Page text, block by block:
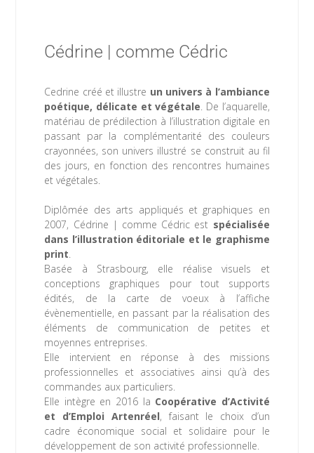
Cédrine | comme Cédric
Cedrine créé et illustre un univers à l’ambiance
poétique, délicate et végétale. De l’aquarelle,
matériau de prédilection à l’illustration digitale en
passant par la complémentarité des couleurs
crayonnées, son univers illustré se construit au fil
des jours, en fonction des rencontres humaines
et végétales.
Diplômée des arts appliqués et graphiques en
2007, Cédrine | comme Cédric est spécialisée
dans l’illustration éditoriale et le graphisme
print.
Basée à Strasbourg, elle réalise visuels et
conceptions graphiques pour tout supports
édités, de la carte de voeux à l’affiche
évènementielle, en passant par la réalisation des
éléments de communication de petites et
moyennes entreprises.
Elle intervient en réponse à des missions
professionnelles et associatives ainsi qu’à des
commandes aux particuliers.
Elle intègre en 2016 la Coopérative d’Activité
et d’Emploi Artenréel, faisant le choix d’un
cadre économique social et solidaire pour le
développement de son activité professionnelle.